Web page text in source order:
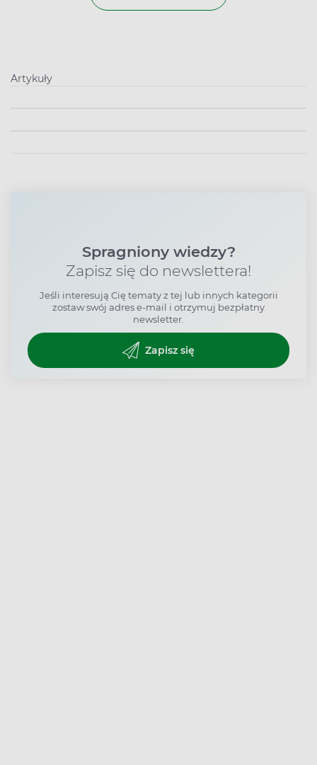
Artykuły
Spragniony wiedzy?
Zapisz się do newslettera!
Jeśli interesują Cię tematy z tej lub innych kategorii
zostaw swój adres e-mail i otrzymuj bezpłatny
newsletter.
Zapisz się